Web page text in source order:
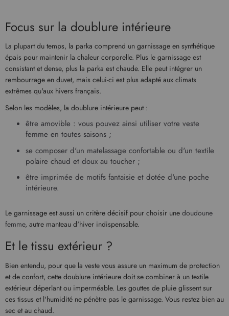
Focus sur la doublure intérieure
La plupart du temps, la parka comprend un garnissage en synthétique
épais pour maintenir la chaleur corporelle. Plus le garnissage est
consistant et dense, plus la parka est chaude. Elle peut intégrer un
rembourrage en duvet, mais celui-ci est plus adapté aux climats
extrêmes qu'aux hivers français.
Selon les modèles, la doublure intérieure peut :
être amovible : vous pouvez ainsi utiliser votre veste
femme en toutes saisons ;
se composer d'un matelassage confortable ou d'un textile
polaire chaud et doux au toucher ;
être imprimée de motifs fantaisie et dotée d'une poche
intérieure.
Le garnissage est aussi un critère décisif pour choisir une doudoune
femme, autre manteau d'hiver indispensable.
Et le tissu extérieur ?
Bien entendu, pour que la veste vous assure un maximum de protection
et de confort, cette doublure intérieure doit se combiner à un textile
extérieur déperlant ou imperméable. Les gouttes de pluie glissent sur
ces tissus et l'humidité ne pénètre pas le garnissage. Vous restez bien au
sec et au chaud.